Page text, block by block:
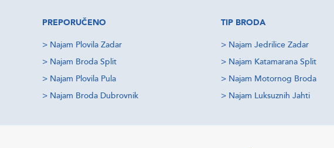
PREPORUČENO
> Najam Plovila Zadar
> Najam Broda Split
> Najam Plovila Pula
> Najam Broda Dubrovnik
TIP BRODA
> Najam Jedrilice Zadar
> Najam Katamarana Split
> Najam Motornog Broda
> Najam Luksuznih Jahti